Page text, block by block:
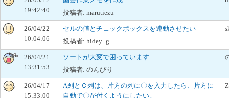
19:42:40
投稿者: marutiezu
26/04/22
10:04:06
セルの値とチェックボックスを連動させたい
投稿者: hidey_g
26/04/21
13:31:53
ソートが大変で困っています
投稿者: のんびり
26/04/17
15:33:00
A列とＣ列は、片方の列に〇を入力したら、片方に
自動で〇が付くようにしたい。